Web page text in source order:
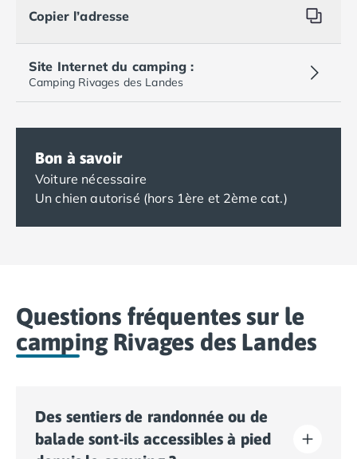
Copier l’adresse
Site Internet du camping :
Camping Rivages des Landes
Bon à savoir
Voiture nécessaire
Un chien autorisé (hors 1ère et 2ème cat.)
Questions fréquentes sur le
camping Rivages des Landes
Des sentiers de randonnée ou de
balade sont-ils accessibles à pied